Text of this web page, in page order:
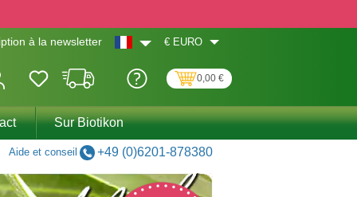
à la newsletter € EURO
0,00 €
Sur Biotikon
Aide et conseil +49 (0)6201-878380